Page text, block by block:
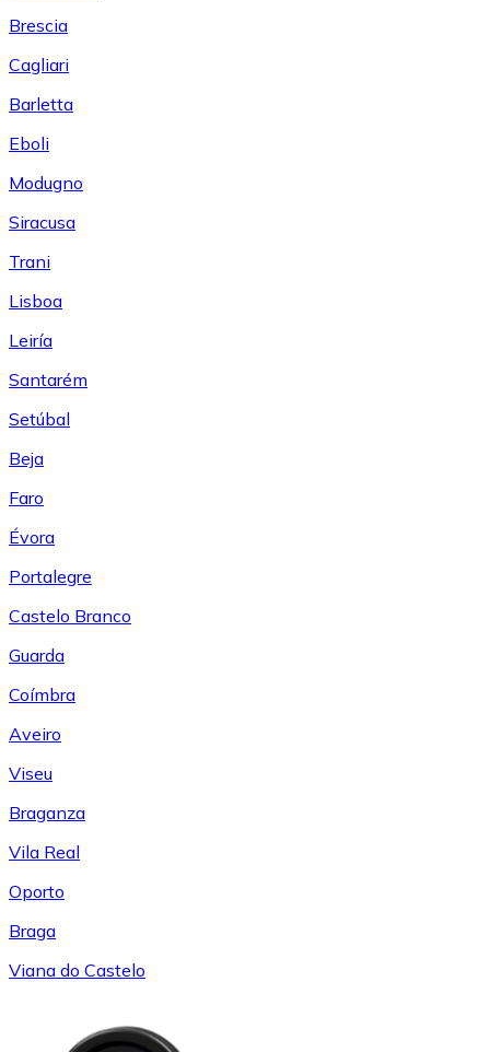
Brescia
Cagliari
Barletta
Eboli
Modugno
Siracusa
Trani
Lisboa
Leiría
Santarém
Setúbal
Beja
Faro
Évora
Portalegre
Castelo Branco
Guarda
Coímbra
Aveiro
Viseu
Braganza
Vila Real
Oporto
Braga
Viana do Castelo